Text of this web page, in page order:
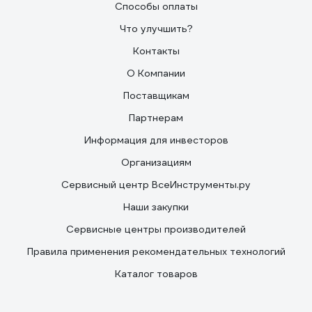
Способы оплаты
Что улучшить?
Контакты
О Компании
Поставщикам
Партнерам
Информация для инвесторов
Организациям
Сервисный центр ВсеИнструменты.ру
Наши закупки
Сервисные центры производителей
Правила применения рекомендательных технологий
Каталог товаров